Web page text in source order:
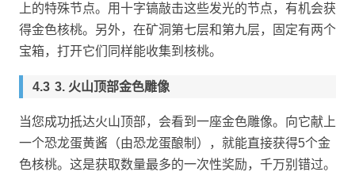
上的特殊节点。用十字镐敲击这些发光的节点，有机会获
得金色核桃。另外，在矿洞第七层和第九层，固定有两个
宝箱，打开它们同样能收集到核桃。
3. 火山顶部金色雕像
当您成功抵达火山顶部，会看到一座金色雕像。向它献上
一个恐龙蛋黄酱（由恐龙蛋酿制），就能直接获得5个金
色核桃。这是获取数量最多的一次性奖励，千万别错过。